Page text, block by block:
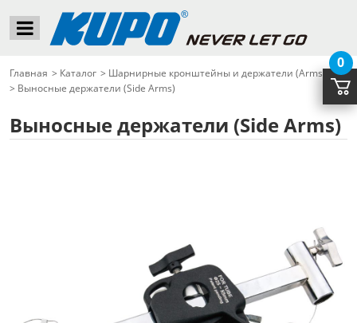
Главная > Каталог > Шарнирные кронштейны и держатели (Arms)
> Выносные держатели (Side Arms)
Выносные держатели (Side Arms)
0